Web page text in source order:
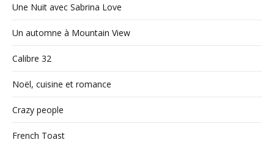
Une Nuit avec Sabrina Love
Un automne à Mountain View
Calibre 32
Noël, cuisine et romance
Crazy people
French Toast